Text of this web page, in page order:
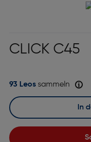
CLICK C45
93 Leossammeln
In